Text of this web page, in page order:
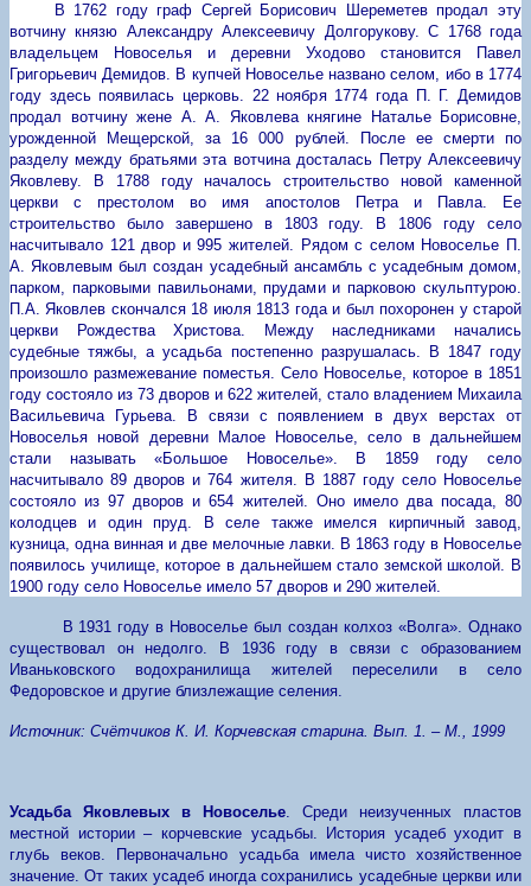
В 1762 году граф Сергей Борисович Шереметев продал эту
вотчину князю Александру Алексеевичу Долгорукову. С 1768 года
владельцем Новоселья и деревни Уходово становится Павел
Григорьевич Демидов. В купчей Новоселье названо селом, ибо в 1774
году здесь появилась церковь. 22 ноября 1774 года П. Г. Демидов
продал вотчину жене А. А. Яковлева княгине Наталье Борисовне,
урожденной Мещерской, за 16 000 рублей. После ее смерти по
разделу между братьями эта вотчина досталась Петру Алексеевичу
Яковлеву. В 1788 году началось строительство новой каменной
церкви с престолом во имя апостолов Петра и Павла. Ее
строительство было завершено в 1803 году. В 1806 году село
насчитывало 121 двор и 995 жителей. Рядом с селом Новоселье П.
А. Яковлевым был создан усадебный ансамбль с усадебным домом,
парком, парковыми павильонами, прудами и парковою скульптурою.
П.А. Яковлев скончался 18 июля 1813 года и был похоронен у старой
церкви Рождества Христова. Между наследниками начались
судебные тяжбы, а усадьба постепенно разрушалась. В 1847 году
произошло размежевание поместья. Село Новоселье, которое в 1851
году состояло из 73 дворов и 622 жителей, стало владением Михаила
Васильевича Гурьева. В связи с появлением в двух верстах от
Новоселья новой деревни Малое Новоселье, село в дальнейшем
стали называть «Большое Новоселье». В 1859 году село
насчитывало 89 дворов и 764 жителя. В 1887 году село Новоселье
состояло из 97 дворов и 654 жителей. Оно имело два посада, 80
колодцев и один пруд. В селе также имелся кирпичный завод,
кузница, одна винная и две мелочные лавки. В 1863 году в Новоселье
появилось училище, которое в дальнейшем стало земской школой. В
1900 году село Новоселье имело 57 дворов и 290 жителей.
В 1931 году в Новоселье был создан колхоз «Волга». Однако
существовал он недолго. В 1936 году в связи с образованием
Иваньковского водохранилища жителей переселили в село
Федоровское и другие близлежащие селения.
Источник: Счётчиков К. И. Корчевская старина. Вып. 1. – М., 1999
Усадьба Яковлевых в Новоселье. Среди неизученных пластов
местной истории – корчевские усадьбы. История усадеб уходит в
глубь веков. Первоначально усадьба имела чисто хозяйственное
значение. От таких усадеб иногда сохранились усадебные церкви или